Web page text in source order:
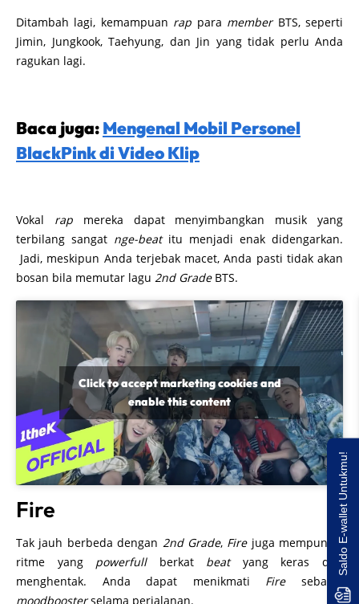
Ditambah lagi, kemampuan rap para memberBTS, seperti
Jimin, Jungkook, Taehyung, dan Jin yang tidak perlu Anda
ragukan lagi.
Baca juga:Mengenal Mobil Personel
BlackPink di Video Klip
Vokal rapmereka dapat menyimbangkan musik yang
terbilang sangat nge-beatitu menjadi enak didengarkan.
Jadi, meskipun Anda terjebak macet, Anda pasti tidak akan
bosan bila memutar lagu 2nd GradeBTS.
Click to accept marketing cookies and
enable this content
Fire
Tak jauh berbeda dengan 2nd Grade, Firejuga mempunyai
ritme yang powerfullberkat beatyang keras dan
menghentak. Anda dapat menikmati Firesebagai
moodboosterselama perjalanan.
Saldo E-wallet Untukmu!